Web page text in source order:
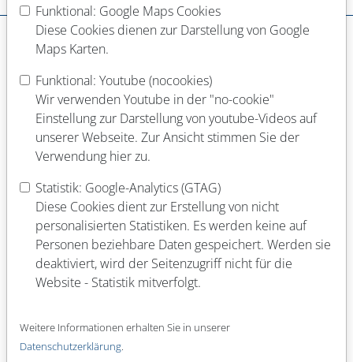
Schulabschluss
Abgeschlossene Berufsausbildung
Laufende Berufsausbildung
Abgeschlossenes Studium (Fach)
Laufendes Studium (Fach)
Funktional: Google Maps Cookies
Diese Cookies dienen zur Darstellung von Google
Maps Karten.
Funktional: Youtube (nocookies)
Wir verwenden Youtube in der "no-cookie"
Einstellung zur Darstellung von youtube-Videos auf
unserer Webseite. Zur Ansicht stimmen Sie der
Verwendung hier zu.
Statistik: Google-Analytics (GTAG)
Diese Cookies dient zur Erstellung von nicht
personalisierten Statistiken. Es werden keine auf
Personen beziehbare Daten gespeichert. Werden sie
deaktiviert, wird der Seitenzugriff nicht für die
Website - Statistik mitverfolgt.
Weitere Informationen erhalten Sie in unserer
Datenschutzerklärung.